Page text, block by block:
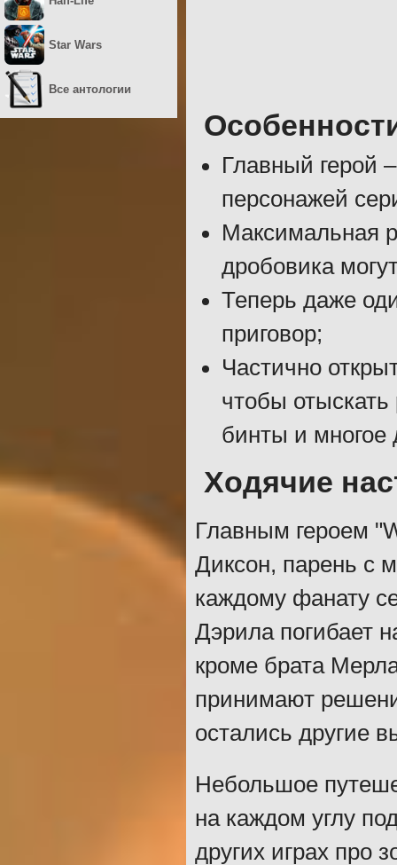
Главный герой
персонажей
Максимальная
дробовика
Теперь даже
приговор;
Частично
чтобы
бинты и многое
Ходячие
Главным героем
Диксон, парень с
каждому фанату
Дэрила погибает
кроме брата
принимают
остались другие
Небольшое
на каждом углу
других играх про
Star Wars
Все антологии